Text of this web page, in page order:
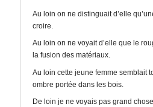
Au loin on ne distinguait d’elle
croire.
Au loin on ne voyait d’elle que le
la fusion des matériaux.
Au loin cette jeune femme semblait
ombre portée dans les bois.
De loin je ne voyais pas grand